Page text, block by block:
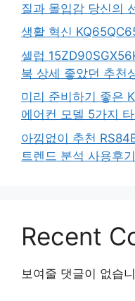
질과 몰입감 당신의
생활 혁신
셀럽
북 상세 좋았던 추천
미리 준비하기 좋은
에어컨 모델 5가지
아낌없이 추천
트렌드 분석 사용후기
Recent
보여줄 댓글이 없습